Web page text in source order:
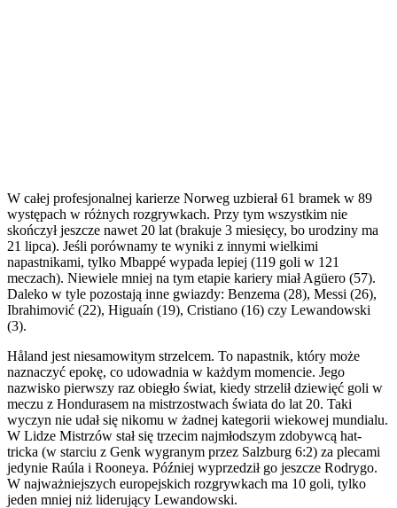
W całej profesjonalnej karierze Norweg uzbierał 61 bramek w 89
występach w różnych rozgrywkach. Przy tym wszystkim nie
skończył jeszcze nawet 20 lat (brakuje 3 miesięcy, bo urodziny ma
21 lipca). Jeśli porównamy te wyniki z innymi wielkimi
napastnikami, tylko Mbappé wypada lepiej (119 goli w 121
meczach). Niewiele mniej na tym etapie kariery miał Agüero (57).
Daleko w tyle pozostają inne gwiazdy: Benzema (28), Messi (26),
Ibrahimović (22), Higuaín (19), Cristiano (16) czy Lewandowski
(3).
Håland jest niesamowitym strzelcem. To napastnik, który może
naznaczyć epokę, co udowadnia w każdym momencie. Jego
nazwisko pierwszy raz obiegło świat, kiedy strzelił dziewięć goli w
meczu z Hondurasem na mistrzostwach świata do lat 20. Taki
wyczyn nie udał się nikomu w żadnej kategorii wiekowej mundialu.
W Lidze Mistrzów stał się trzecim najmłodszym zdobywcą hat-
tricka (w starciu z Genk wygranym przez Salzburg 6:2) za plecami
jedynie Raúla i Rooneya. Później wyprzedził go jeszcze Rodrygo.
W najważniejszych europejskich rozgrywkach ma 10 goli, tylko
jeden mniej niż liderujący Lewandowski.